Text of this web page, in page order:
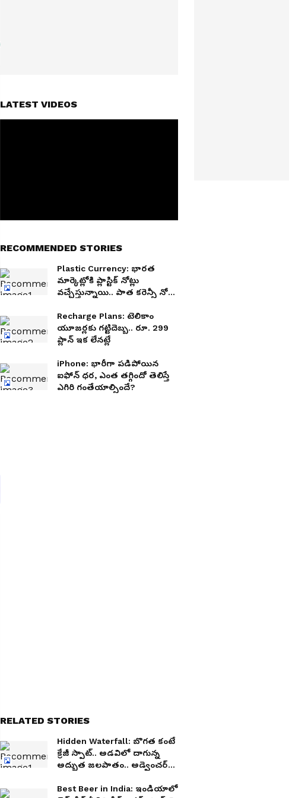
LATEST VIDEOS
RECOMMENDED STORIES
Plastic Currency: భారత
మార్కెట్లోకి ప్లాస్టిక్ నోట్లు
వచ్చేస్తున్నాయి.. పాత కరెన్సీ నోట్ల
Recharge Plans: టెలికాం
యూజ‌ర్ల‌కు గ‌ట్టిదెబ్బ‌.. రూ. 299
ప్లాన్ ఇక లేన‌ట్లే
iPhone: భారీగా పడిపోయిన
ఐఫోన్ ధర, ఎంత తగ్గిందో తెలిస్తే
ఎగిరి గంతేయాల్సిందే?
RELATED STORIES
Hidden Waterfall: బొగత కంటే
క్రేజీ స్పాట్.. అడవిలో దాగున్న
అద్భుత జలపాతం.. అడ్వెంచర్
Best Beer in India: ఇండియాలో